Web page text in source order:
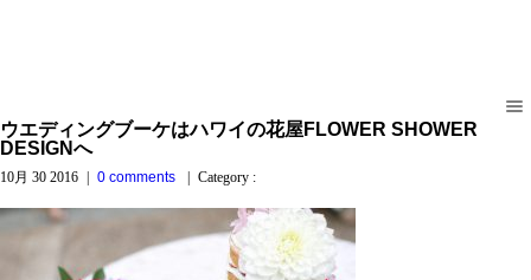
ウエディングブーケはハワイの花屋FLOWER SHOWER
DESIGNへ
10月 30 2016 0 comments Category :